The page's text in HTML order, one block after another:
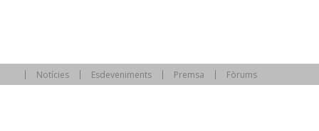
Notícies Esdeveniments Premsa Fòrums